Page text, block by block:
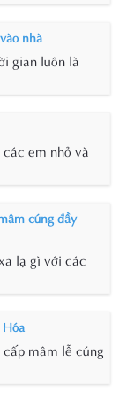
nhà
gian luôn là
em nhỏ và
cúng đầy
lạ gì với các
mâm lễ cúng